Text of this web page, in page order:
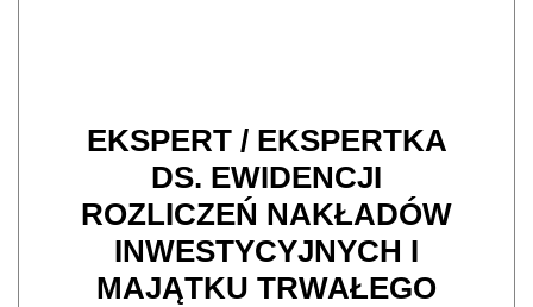
EKSPERT / EKSPERTKA
DS. EWIDENCJI
ROZLICZEŃ NAKŁADÓW
INWESTYCYJNYCH I
MAJĄTKU TRWAŁEGO